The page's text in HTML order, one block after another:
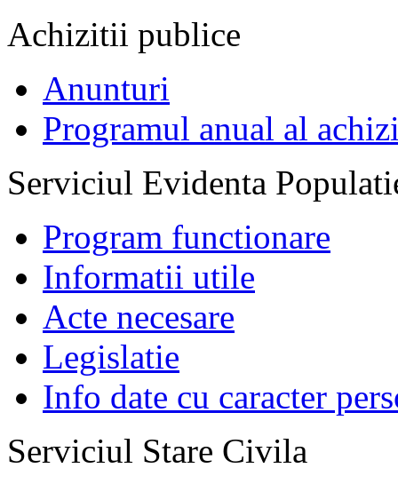
Achizitii publice
Anunturi
Programul anual al
Serviciul Evidenta
Program functionare
Informatii utile
Acte necesare
Legislatie
Info date cu caracter
Serviciul Stare Civila